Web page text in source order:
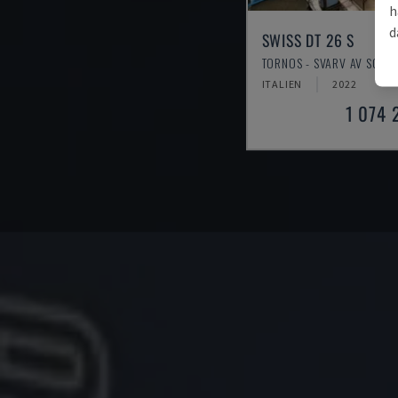
SWISS DT 26 S
TORNOS - SVARV AV
ITALIEN 2022
1 074